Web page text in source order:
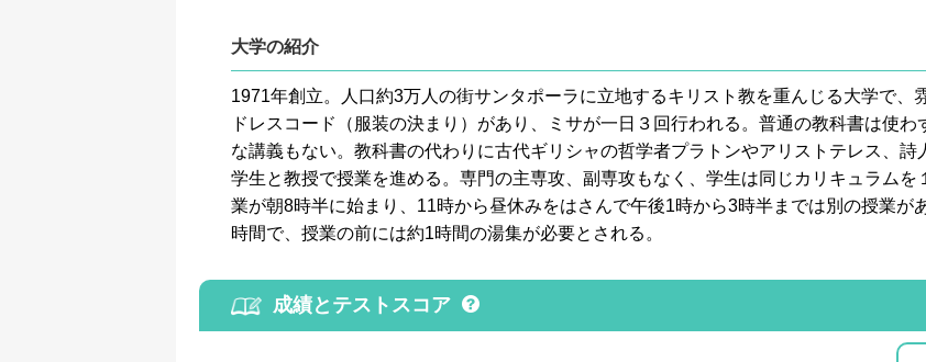
大学の紹介
1971年創立。人口約3万人の街サンタポーラに立地するキリスト教を重んじる大学で、
ドレスコード（服装の決まり）があり、ミサが一日３回行われる。普通の教科書は使
な講義もない。教科書の代わりに古代ギリシャの哲学者プラトンやアリストテレス、
学生と教授で授業を進める。専門の主専攻、副専攻もなく、学生は同じカリキュラム
業が朝8時半に始まり、11時から昼休みをはさんで午後1時から3時半までは別の授業が
時間で、授業の前には約1時間の湯集が必要とされる。
成績とテストスコア